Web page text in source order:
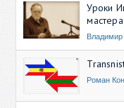
Уроки
мастера
Роман